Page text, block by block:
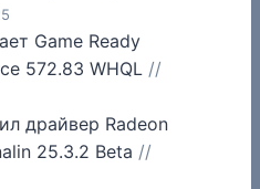
Game Ready
572.83 WHQL //
драйвер Radeon
25.3.2 Beta //